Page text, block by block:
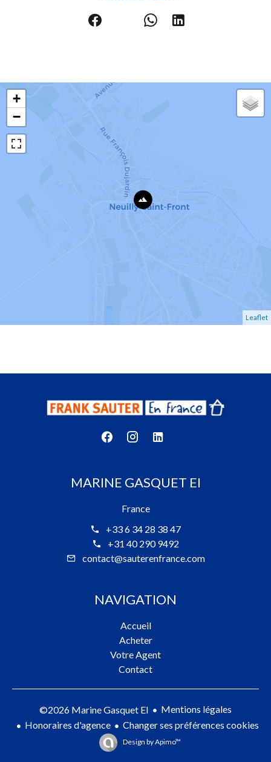
+
−
Leaflet
MARINE GASQUET EI
France
+33 6 34 28 38 47
+31 40 290 9492
contact@sauterenfrance.com
NAVIGATION
Accueil
Acheter
Votre Agent
Contact
©2026 Marine Gasquet EI
Mentions légales
Honoraires d'agence
Changer ses préférences cookies
Design byApimo™